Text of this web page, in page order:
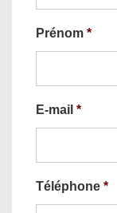
Prénom *
E-mail *
Téléphone *